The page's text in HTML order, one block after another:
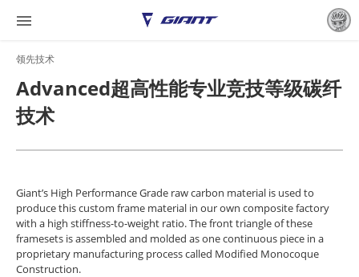

领先技术
Advanced超高性能专业竞技等级碳纤
技术
Giant’s High Performance Grade raw carbon material is used to
produce this custom frame material in our own composite factory
with a high stiffness-to-weight ratio. The front triangle of these
framesets is assembled and molded as one continuous piece in a
proprietary manufacturing process called Modified Monocoque
Construction.